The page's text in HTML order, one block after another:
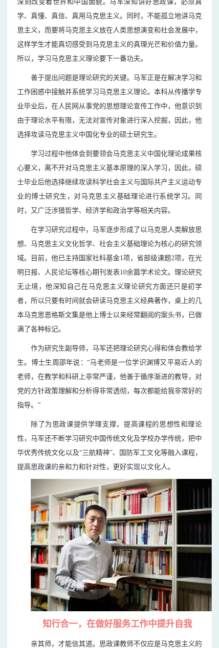
深刻改变着世界和中国面貌。马军深知讲好思政课，必须真
学、真懂、真信、真用马克思主义。同时，不能孤立地讲马克
思主义，而要将马克思主义放在人类思想演变和社会发展中，
这样学生才能真切感受到马克思主义的真理光芒和价值力量。
所以，学习马克思主义理论要下一番功夫。
善于提出问题是理论研究的关键。马军正是在解决学习和
工作困惑中接触并系统学习马克思主义理论。本科从传播学专
业毕业后，在人民网从事党的思想理论宣传工作中，他意识到
由于理论水平有限，无法对宣传对象进行深入挖掘，因此，他
选择攻读马克思主义中国化专业的硕士研究生。
学习过程中他体会到要领会马克思主义中国化理论成果核
心要义，离不开对马克思主义基本原理的深入学习，因此，硕
士毕业后他选择继续攻读科学社会主义与国际共产主义运动专
业的博士研究生，对马克思主义基础理论进行系统学习。同
时，又广泛涉猎哲学、经济学和政治学等相关内容。
在学习研究过程中，马军逐步形成了以马克思人类解放思
想、马克思主义文化哲学、社会主义基础理论为核心的研究领
域。目前，他已主持国家社科基金1项，省部级课题2项，在光
明日报、人民论坛等核心期刊发表10余篇学术论文。理论研究
无止境，他深知自己在马克思主义理论研究方面还只是初学
者，所以只要有时间就会研读马克思主义经典著作，桌上的几
本马克思恩格斯文集是他上博士以来经常翻阅的案头书，已做
满了各种标记。
作为研究生副导师，马军还把理论研究心得和体会教给学
生。博士生周邵年说：“马老师是一位学识渊博又平易近人的
老师，在教学和科研上非常严谨，他善于循序渐进的教导，对
党的方针政策理解和分析得非常透彻，每次都能给我非常好的
指导。”
除了为思政课提供学理支撑，提高课程的思想性和理论
性，马军还不断学习研究中国传统文化及学校办学传统，把中
华优秀传统文化以及“三航精神”、国防军工文化等融入课程，
提高思政课的亲和力和针对性，更好实现以文化人。
知行合一，在做好服务工作中提升自我
亲其师，才能信其道。思政课教师不仅应是马克思主义的